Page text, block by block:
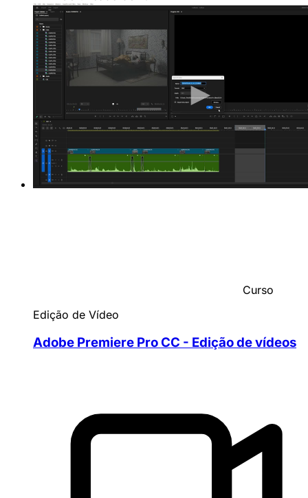
Curso
Edição de Vídeo
Adobe Premiere Pro CC - Edição de vídeos